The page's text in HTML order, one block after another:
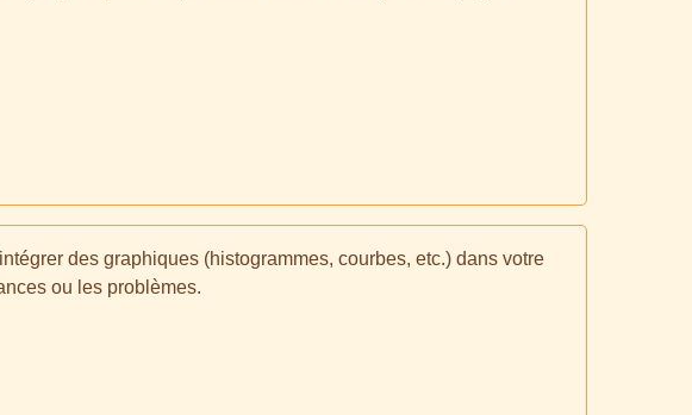
des graphiques (histogrammes, courbes, etc.) dans votre
ou les problèmes.